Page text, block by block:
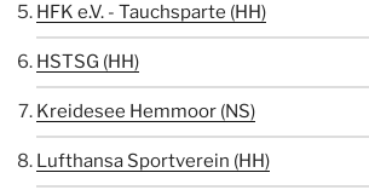
HFK e.V. - Tauchsparte (HH)
HSTSG (HH)
Kreidesee Hemmoor (NS)
Lufthansa Sportverein (HH)